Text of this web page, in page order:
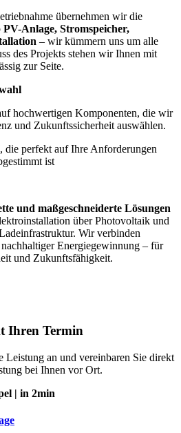
übernehmen wir die
PV-Anlage, Stromspeicher,
– wir kümmern uns um alle
des Projekts stehen wir Ihnen mit
zur Seite.
hochwertigen Komponenten, die wir
und Zukunftssicherheit auswählen.
die perfekt auf Ihre Anforderungen
ist
und maßgeschneiderte Lösungen
über Photovoltaik und
Wir verbinden
Energiegewinnung – für
und Zukunftsfähigkeit.
Ihren Termin
Leistung an und vereinbaren Sie direkt
bei Ihnen vor Ort.
| in 2min